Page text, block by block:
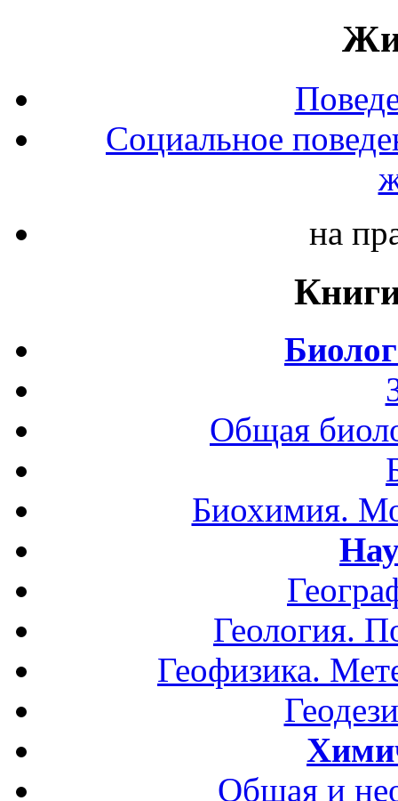
Социальное
на
Общая
Биохимия.
Геология.
Геофизика.
Общая и